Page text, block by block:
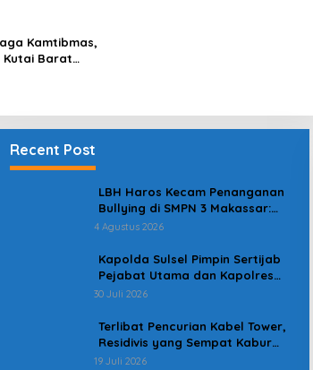
Kamtibmas,
Kutai Barat
Recent Post
LBH Haros Kecam Penanganan
Bullying di SMPN 3 Makassar:
Korban Justru Dipaksa Pindah
4 Agustus 2026
Kapolda Sulsel Pimpin Sertijab
Pejabat Utama dan Kapolres
Jajaran Serta Lantik Karolog
30 Juli 2026
Terlibat Pencurian Kabel Tower,
Residivis yang Sempat Kabur
Berhasil Ditangkap Tim
19 Juli 2026